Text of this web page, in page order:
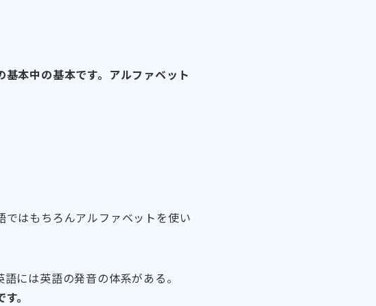
本中の基本です。アルファベット
はもちろんアルファベットを使い
には英語の発音の体系がある。
。